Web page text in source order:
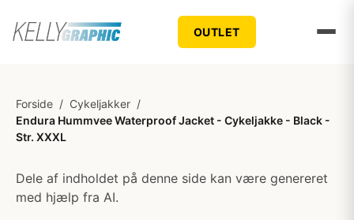
OUTLET
Forside / Cykeljakker /
Endura Hummvee Waterproof Jacket - Cykeljakke - Black -
Str. XXXL
Dele af indholdet på denne side kan være genereret
med hjælp fra AI.